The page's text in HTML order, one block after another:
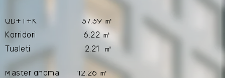
QD+T+K 37.39 ㎡
Korridori 6.22 ㎡
Tualeti 2.21 ㎡
Master dhoma 12.26 ㎡